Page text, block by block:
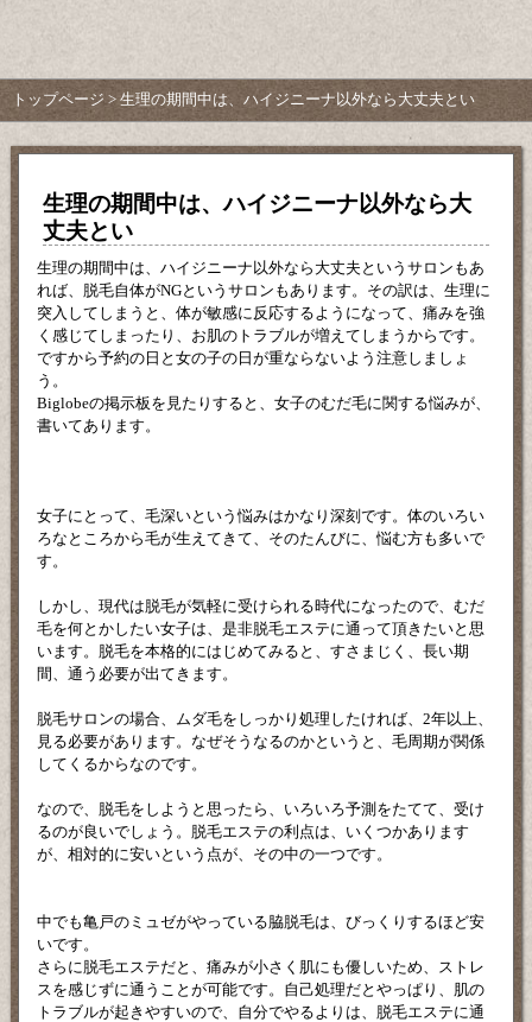
トップページ > 生理の期間中は、ハイジニーナ以外なら大丈夫とい
生理の期間中は、ハイジニーナ以外なら大
丈夫とい
生理の期間中は、ハイジニーナ以外なら大丈夫というサロンもあ
れば、脱毛自体がNGというサロンもあります。その訳は、生理に
突入してしまうと、体が敏感に反応するようになって、痛みを強
く感じてしまったり、お肌のトラブルが増えてしまうからです。
ですから予約の日と女の子の日が重ならないよう注意しましょ
う。
Biglobeの掲示板を見たりすると、女子のむだ毛に関する悩みが、
書いてあります。
女子にとって、毛深いという悩みはかなり深刻です。体のいろい
ろなところから毛が生えてきて、そのたんびに、悩む方も多いで
す。
しかし、現代は脱毛が気軽に受けられる時代になったので、むだ
毛を何とかしたい女子は、是非脱毛エステに通って頂きたいと思
います。脱毛を本格的にはじめてみると、すさまじく、長い期
間、通う必要が出てきます。
脱毛サロンの場合、ムダ毛をしっかり処理したければ、2年以上、
見る必要があります。なぜそうなるのかというと、毛周期が関係
してくるからなのです。
なので、脱毛をしようと思ったら、いろいろ予測をたてて、受け
るのが良いでしょう。脱毛エステの利点は、いくつかあります
が、相対的に安いという点が、その中の一つです。
中でも亀戸のミュゼがやっている脇脱毛は、びっくりするほど安
いです。
さらに脱毛エステだと、痛みが小さく肌にも優しいため、ストレ
スを感じずに通うことが可能です。自己処理だとやっぱり、肌の
トラブルが起きやすいので、自分でやるよりは、脱毛エステに通